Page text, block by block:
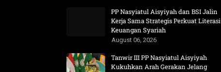
PP Nasyiatul Aisyiyah dan BSI Jalin
Kerja Sama Strategis Perkuat Literasi
Keuangan Syariah
August 06, 2026
Tanwir III PP Nasyiatul Aisyiyah
Kukuhkan Arah Gerakan Jelang